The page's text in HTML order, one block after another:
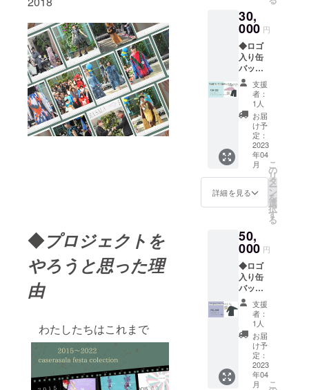
◆プロジェクトを
やろうと思った理
由
わたしたちはこれまで
掲載さ
せてい
ただく
場合が
ござい
ます。
掲載
の可否
をオプ
ション
項目よ
りお選
びくだ
さい。
もし
る際の
「希望
前」が
ある場
合は、
備考欄
にご記
載くだ
さい。
※「不
可」の
場合も
備考欄
へ一文
字ご記
入くだ
ウド
ファン
ディン
グ賞」
として
ご自身
の名前
（苗字
のみ）
が 記載
された
賞状
を、運
営ス
タッフ
が表彰
式の
しま
す。
（審査
後はご
自由に
ご観覧
くださ
い。ま
た、制
作者と
の個人
的接触
は お
控えく
ト付き
の、廃
材帆布
を使用
した手
作り
バッグ
（A4サ
イズ）
をお届
けいた
しま
す。 ・
ロゴ入
り缶
バッジ
の色は
す。ご
到着ま
でわく
わくし
てお待
ちくだ
さい。
・コン
テスト
当日の
パンフ
レット
に、お
名前を
30,
000 円
◆ロゴ
入り缶
バッジ
＋レ
ディー
スカー
ディガ
ン(M・
L) or ウ
エスト
ゴムメ
ンズ
ハーフ
パンツ
（M・L/
ゴム＆
節）◆
カー
ディガ
ン・
ハーフ
パンツ
のサイ
ズは、
共通し
てMま
たはLサ
イズの
展開に
なりま
支援
者：
1人
お届
け予
定：
2023
年04
月
詳細を見る
こ
の
リ
タ
ー
ン
を
選
択
す
る
50,
000 円
◆ロゴ
入り缶
バッジ
＋フ
リーサ
イズ
コート
（ユニ
セック
ス/裏な
し）◆
サイズ
支援
者：
1人
お届
け予
定：
2023
年04
月
こ